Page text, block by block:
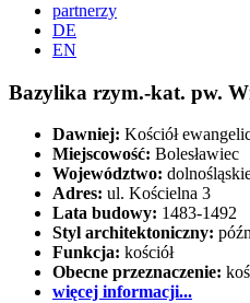
partnerzy
DE
EN
Bazylika rzym.-kat. pw.
Dawniej: Kościół
Miejscowość: Bolesławiec
Województwo:
Adres: ul. Kościelna 3
Lata budowy: 1483-1492
Styl architektoniczny:
Funkcja: kościół
Obecne przeznaczenie:
więcej informacji...